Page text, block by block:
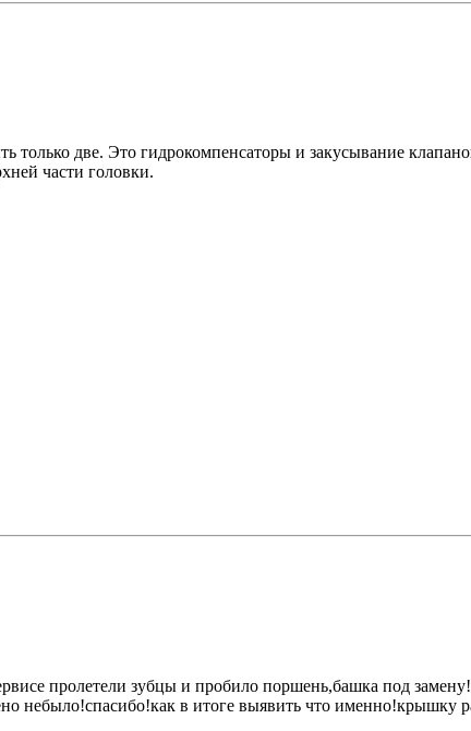
только две. Это гидрокомпенсаторы и закусывание
части головки.
пролетели зубцы и пробило поршень,башка под
небыло!спасибо!как в итоге выявить что именно!крышку